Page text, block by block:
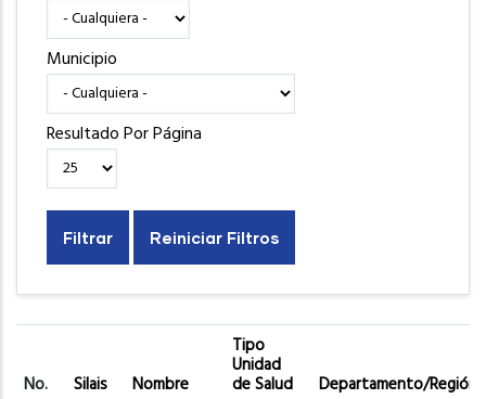
Municipio
Resultado Por Página
No. Silais Nombre
Tipo
Unidad
de Salud
Departamento/Región